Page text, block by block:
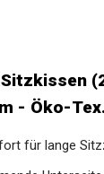
- Öko-
für lange